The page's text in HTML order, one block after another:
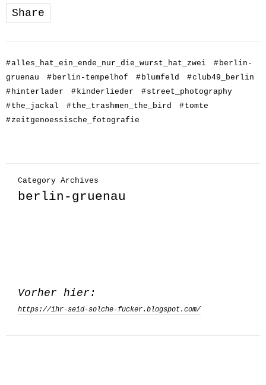
Share
#alles_hat_ein_ende_nur_die_wurst_hat_zwei #berlin-
gruenau
#berlin-tempelhof #blumfeld #club49_berlin
#hinterlader #kinderlieder #street_photography
#the_jackal #the_trashmen_the_bird #tomte
#zeitgenoessische_fotografie
Category Archives
berlin-gruenau
Vorher hier:
https://ihr-seid-solche-fucker.blogspot.com/